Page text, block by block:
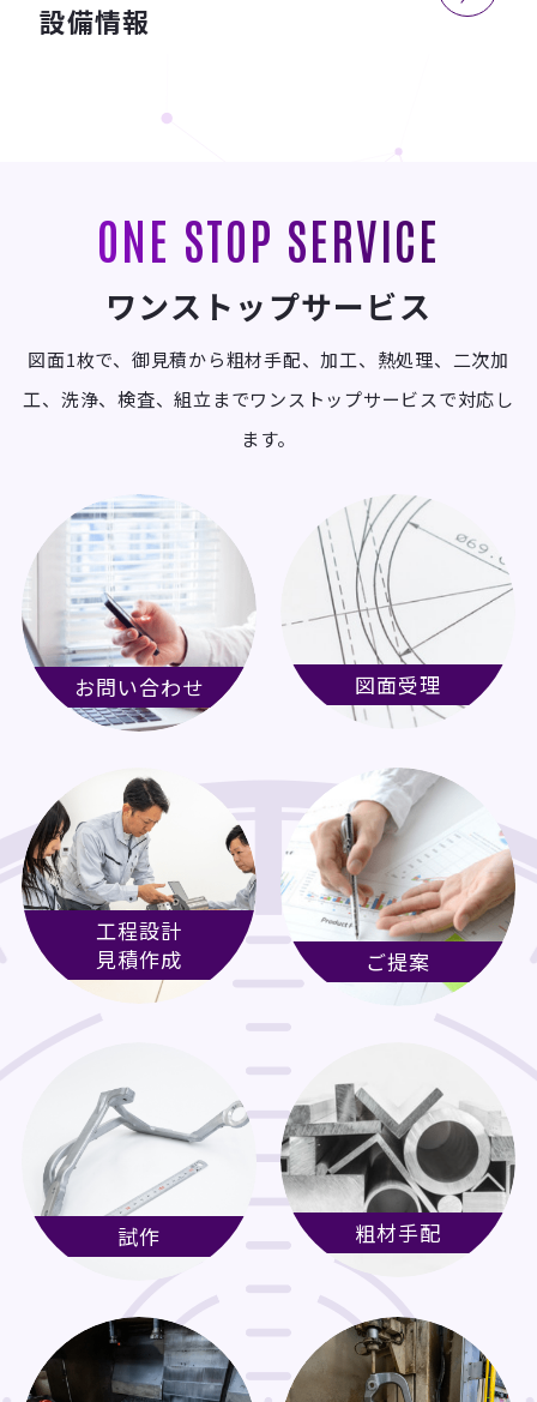
設備情報
ONE STOP SERVICE
ワンストップサービス
図面1枚で、御見積から粗材手配、加工、熱処理、二次加
工、洗浄、検査、組立までワンストップサービスで対応し
ます。
お問い合わせ 図面受理
工程設計
見積作成
ご提案
試作 粗材手配